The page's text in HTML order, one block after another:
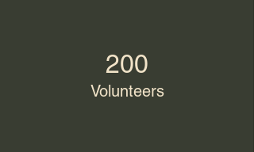
200
Volunteers